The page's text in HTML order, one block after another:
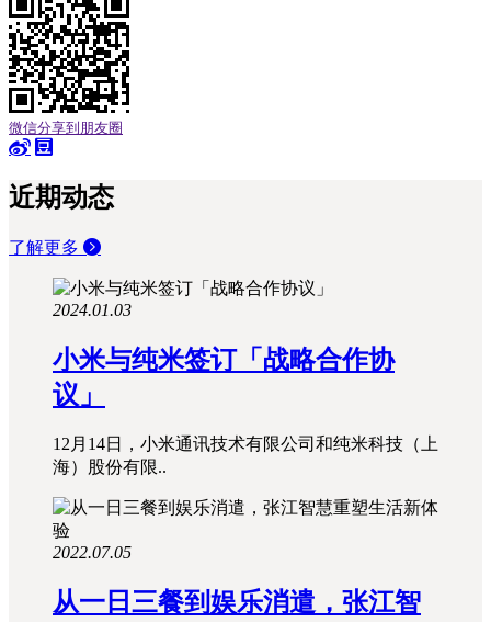
微信分享到朋友圈
近期动态
了解更多
2024.01.03
小米与纯米签订「战略合作协
议」
12月14日，小米通讯技术有限公司和纯米科技（上
海）股份有限..
2022.07.05
从一日三餐到娱乐消遣，张江智